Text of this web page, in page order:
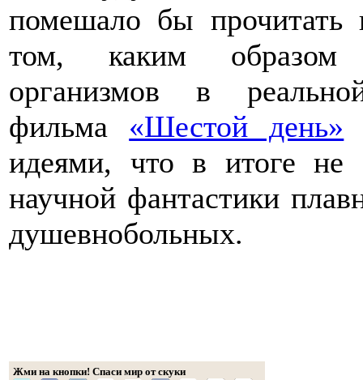
помешало бы прочитать
том, каким образом
организмов в
фильма «Шестой день»
идеями, что в итоге не
научной фантастики
душевнобольных.
Жми на кнопки! Спаси мир от скуки